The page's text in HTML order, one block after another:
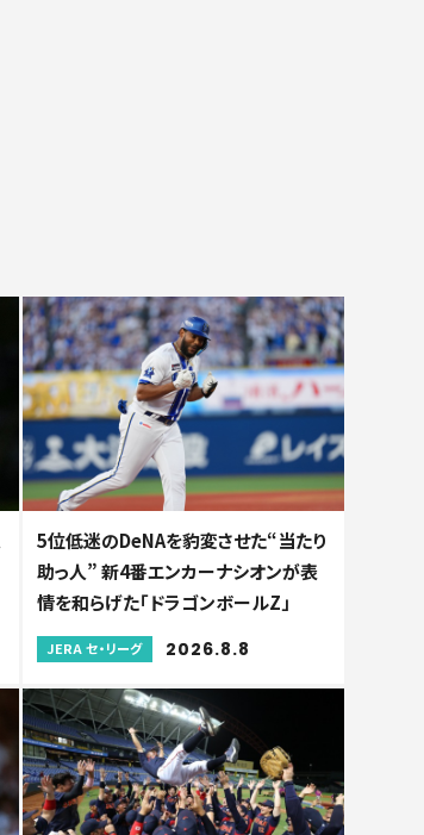
5位低迷のDeNAを豹変させた“当たり
助っ人” 新4番エンカーナシオンが表
情を和らげた「ドラゴンボールZ」
JERA セ・リーグ 2026.8.8